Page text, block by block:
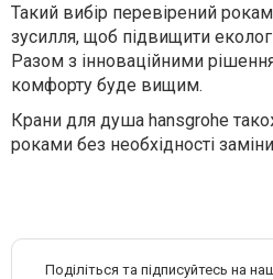
Такий вибір перевірений
зусилля, щоб підвищити
Разом з інноваційними
комфорту буде вищим.
Крани для душа hansgrohe
роками без необхідності
Поділіться та підписуйтесь на